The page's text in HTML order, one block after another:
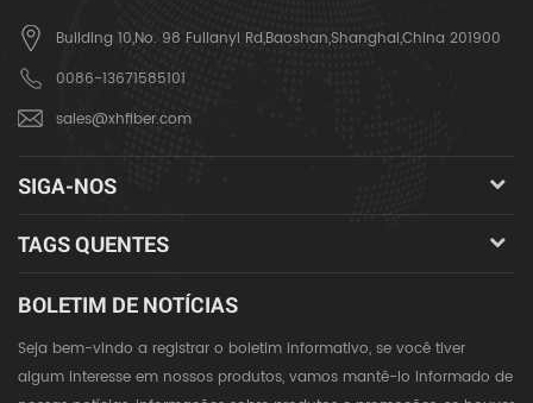
Building 10,No. 98 Fulianyi Rd,Baoshan,Shanghai,China 201900
0086-13671585101
sales@xhfiber.com
SIGA-NOS
TAGS QUENTES
BOLETIM DE NOTÍCIAS
Seja bem-vindo a registrar o boletim informativo, se você tiver
algum interesse em nossos produtos, vamos mantê-lo informado de